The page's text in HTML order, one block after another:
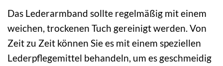
Das Lederarmband sollte regelmäßig mit einem
weichen, trockenen Tuch gereinigt werden. Von
Zeit zu Zeit können Sie es mit einem speziellen
Lederpflegemittel behandeln, um es geschmeidig